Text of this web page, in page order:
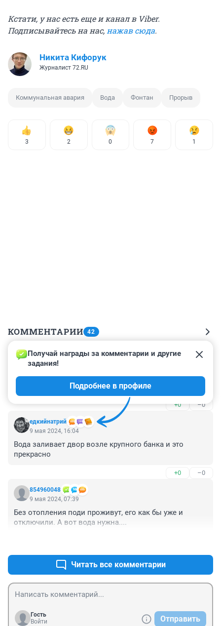
Кстати, у нас есть еще и канал в Viber.
Подписывайтесь на нас,нажав сюда.
Никита Кифорук
Журналист 72.RU
Коммунальная авария Вода Фонтан Прорыв
3 2 0 7 1
КОММЕНТАРИИ 42
Гость
9 мая 2024, 16:11
Праздничный прорыв.Исполнение майских указов
новоиспеченного царя.)))
+0 –0
едкийнатрий
Получай награды за комментарии и другие
задания!
Подробнее в профиле
9 мая 2024, 16:04
Вода заливает двор возле крупного банка и это
прекрасно
+0 –0
854960048
9 мая 2024, 07:39
Без отопления поди проживут, его как бы уже и
отключили. А вот вода нужна....
Читать все комментарии
Гость
Войти
Отправить